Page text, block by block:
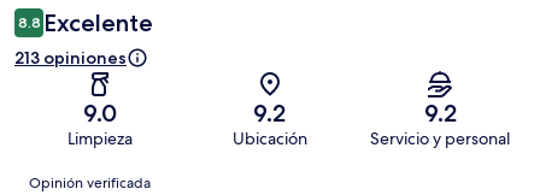
8.8 Excelente
213 opiniones
9.0
Limpieza
9.2
Ubicación
9.2
Servicio y personal
Opiniones
Opinión verificada